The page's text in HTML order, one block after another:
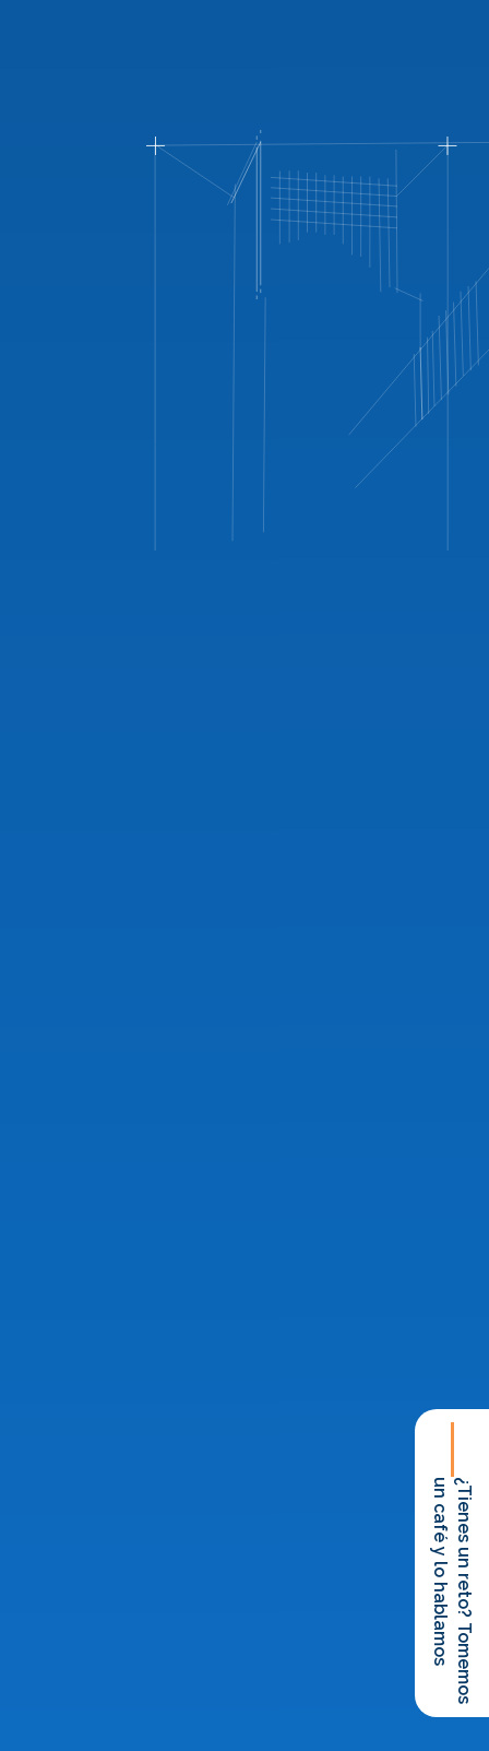
¿Tienes un reto? Tomemos
un café y lo hablamos